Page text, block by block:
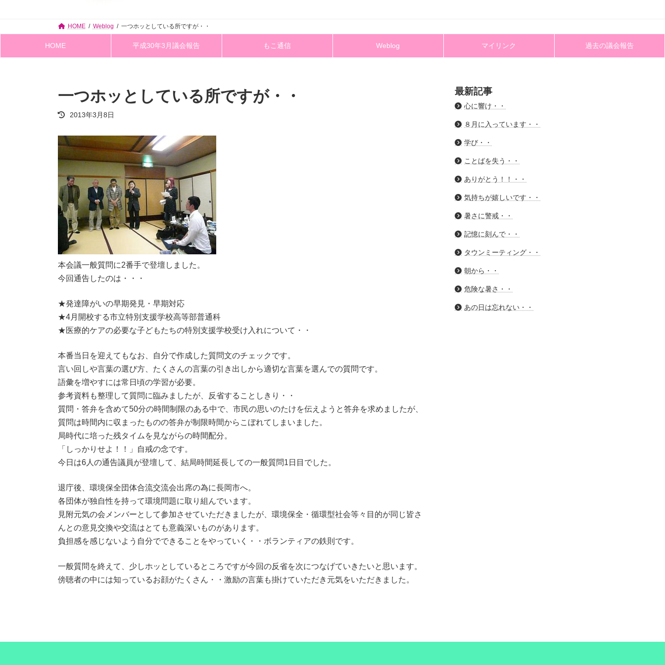
HOME Weblog 一つホッとしている所ですが・・
HOME 平成30年3月議会報告 もこ通信 Weblog マイリンク 過去の議会報告
一つホッとしている所ですが・・
最
新
日
時
:
2013年3月8日
本会議一般質問に2番手で登壇しました。
今回通告したのは・・・
★発達障がいの早期発見・早期対応
★4月開校する市立特別支援学校高等部普通科
★医療的ケアの必要な子どもたちの特別支援学校受け入れについて・・
本番当日を迎えてもなお、自分で作成した質問文のチェックです。
言い回しや言葉の選び方、たくさんの言葉の引き出しから適切な言葉を選んでの質問です。
語彙を増やすには常日頃の学習が必要。
参考資料も整理して質問に臨みましたが、反省することしきり・・
質問・答弁を含めて50分の時間制限のある中で、市民の思いのたけを伝えようと答弁を求めましたが、
質問は時間内に収まったものの答弁が制限時間からこぼれてしまいました。
局時代に培った残タイムを見ながらの時間配分。
「しっかりせよ！！」自戒の念です。
今日は6人の通告議員が登壇して、結局時間延長しての一般質問1日目でした。
退庁後、環境保全団体合流交流会出席の為に長岡市へ。
各団体が独自性を持って環境問題に取り組んでいます。
見附元気の会メンバーとして参加させていただきましたが、環境保全・循環型社会等々目的が同じ皆さ
んとの意見交換や交流はとても意義深いものがあります。
負担感を感じないよう自分でできることをやっていく・・ボランティアの鉄則です。
一般質問を終えて、少しホッとしているところですが今回の反省を次につなげていきたいと思います。
傍聴者の中には知っているお顔がたくさん・・激励の言葉も掛けていただき元気をいただきました。
最新記事
心に響け・・
８月に入っています・・
学び・・
ことばを失う・・
ありがとう！！・・
気持ちが嬉しいです・・
暑さに警戒・・
記憶に刻んで・・
タウンミーティング・・
朝から・・
危険な暑さ・・
あの日は忘れない・・